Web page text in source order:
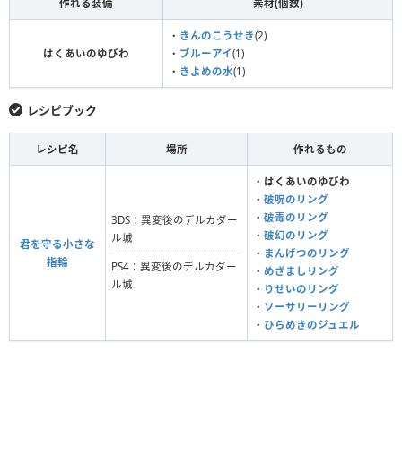
作れる装備 素材(個数)
はくあいのゆびわ
・ きんのこうせき(2)
・ ブルーアイ(1)
・ きよめの水(1)
レシピブック
レシピ名 場所 作れるもの
君を守る小さな
指輪
3DS：異変後のデルカダー
ル城
PS4：異変後のデルカダー
ル城
・ はくあいのゆびわ
・ 破呪のリング
・ 破毒のリング
・ 破幻のリング
・ まんげつのリング
・ めざましリング
・ りせいのリング
・ ソーサリーリング
・ ひらめきのジュエル